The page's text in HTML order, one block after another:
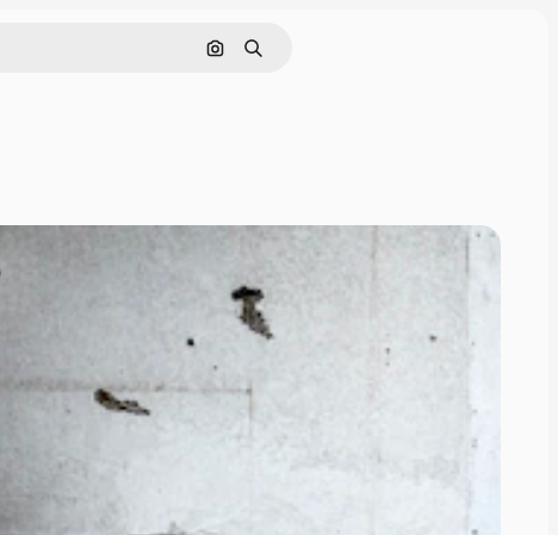
Pesquisar por imagem
Buscar